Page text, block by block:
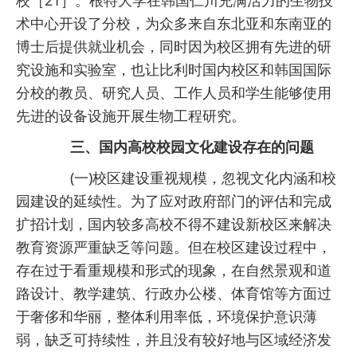
术中心开设了分校，为众多来自东北亚和东南亚的
博士后提供就业机会，同时因为校区拥有先进的研
究设施和实验室，也让比利时国内校区和韩国国际
分校的教员、研究人员、工作人员和学生能够使用
先进的设备设施开展生物工程研究。
三、国内高校校园文化建设存在的问题
(一)校区建设重视规模，忽视文化内涵和校
园建设的延续性。为了应对政府部门的评估和完成
扩招计划，国内较多高校不得不建设新校区来解决
教育资源严重缺乏等问题。但在校区建设过程中，
存在过于看重规模和形式的现象，在自然景观和道
路设计、教学建筑、行政办公楼、体育馆等方面过
于奢侈和华丽，整体利用率低，环境保护意识薄
弱，缺乏可持续性，并且没有较好地与区域经济发